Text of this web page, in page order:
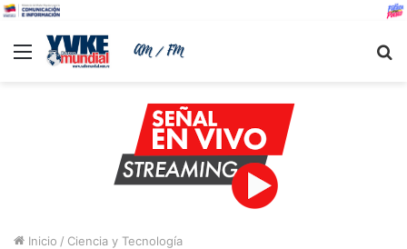
Menu
Inicio / Ciencia y Tecnología